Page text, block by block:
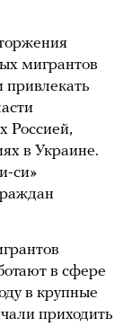
мигрантов
привлекать
Россией,
в Украине.
си»
в сфере
в крупные
приходить